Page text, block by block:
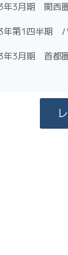
年3月期 関西
年第1四半期
年3月期 首都